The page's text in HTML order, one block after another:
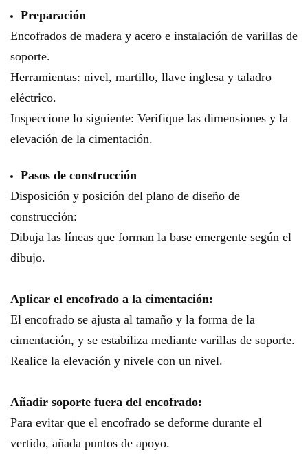
Preparación
Encofrados de madera y acero e instalación de varillas de
soporte.
Herramientas: nivel, martillo, llave inglesa y taladro
eléctrico.
Inspeccione lo siguiente: Verifique las dimensiones y la
elevación de la cimentación.
Pasos de construcción
Disposición y posición del plano de diseño de
construcción:
Dibuja las líneas que forman la base emergente según el
dibujo.
Aplicar el encofrado a la cimentación:
El encofrado se ajusta al tamaño y la forma de la
cimentación, y se estabiliza mediante varillas de soporte.
Realice la elevación y nivele con un nivel.
Añadir soporte fuera del encofrado:
Para evitar que el encofrado se deforme durante el
vertido, añada puntos de apoyo.